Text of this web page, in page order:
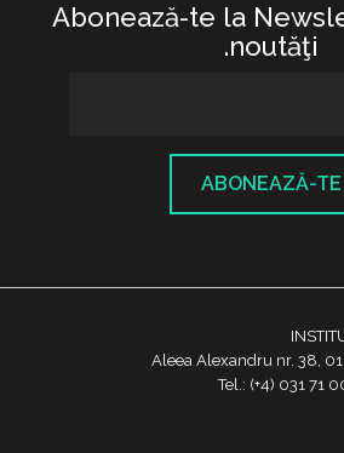
Abonează-te la
noutăţi.
ABONEAZĂ-TE
Aleea Alexandru nr. 38,
Tel.: (+4) 031 71